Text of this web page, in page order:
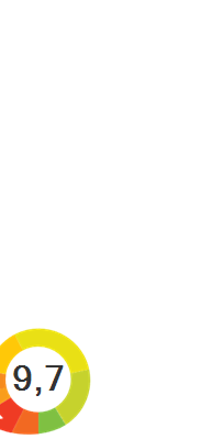
Beuningen
en snelgeleverd